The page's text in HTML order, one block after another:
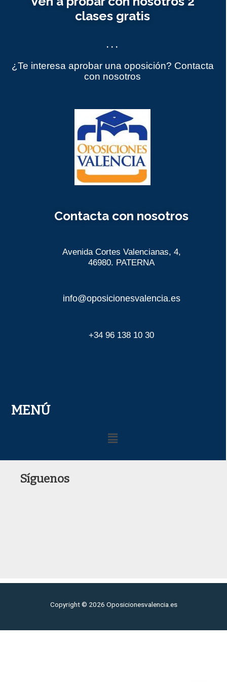
clases gratis
...
¿Te interesa aprobar una oposición? Contacta
con nosotros
Contacta con nosotros
Avenida Cortes Valencianas, 4,
46980. PATERNA
info@oposicionesvalencia.es
+34 96 138 10 30
MENÚ
Menú
Síguenos
Copyright © 2026 Oposicionesvalencia.es